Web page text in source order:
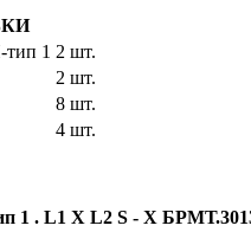
1 2 шт.
2 шт.
8 шт.
4 шт.
1 . L1 X L2 S - X